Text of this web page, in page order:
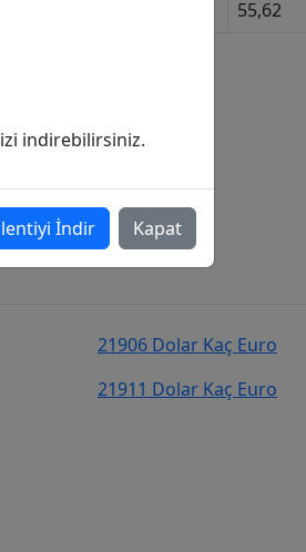
55,62
21906 Dolar Kaç Euro
21911 Dolar Kaç Euro
indirebilirsiniz.
İndir Kapat